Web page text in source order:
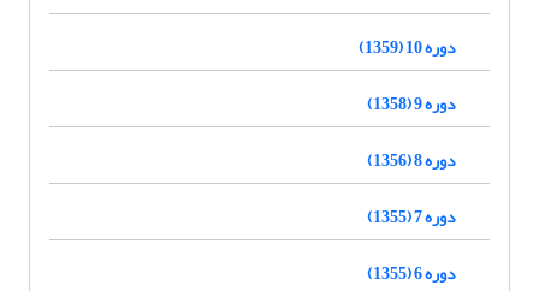
دوره 10 (1359)
دوره 9 (1358)
دوره 8 (1356)
دوره 7 (1355)
دوره 6 (1355)